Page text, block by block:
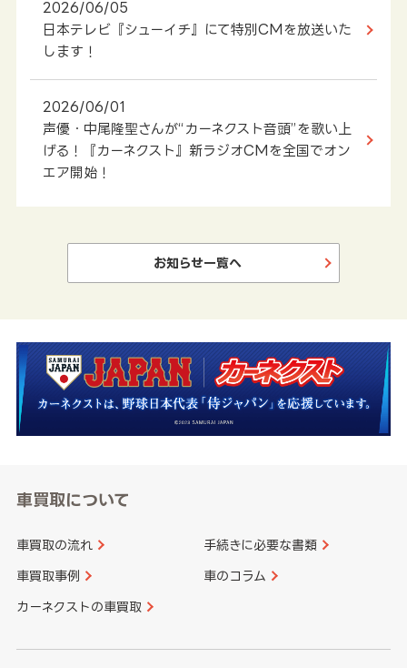
2026/06/05
日本テレビ『シューイチ』にて特別CMを放送いた
します！
2026/06/01
声優・中尾隆聖さんが“カーネクスト音頭”を歌い上
げる！『カーネクスト』新ラジオCMを全国でオン
エア開始！
お知らせ一覧へ
車買取について
車買取の流れ 手続きに必要な書類
車買取事例 車のコラム
カーネクストの車買取